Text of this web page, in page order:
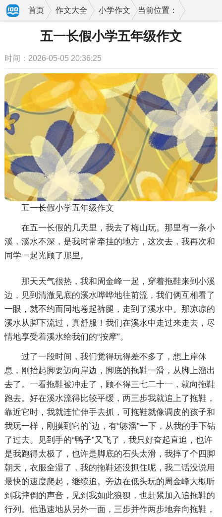
当前位置：
首页 作文大全 小学作文
五一长假小学五年级作文
时间：2026-05-05 20:36:25
五一长假小学五年级作文
在五一长假的几天里，我去了梅山玩。那里有一条小
溪，溪水不深，是我时常牵挂的地方，这次去，我再次和
同学一起光顾了那里。
那天天气很热，我和周金峰一起，穿着拖鞋来到小溪
边，见到清澈见底的溪水哗哗地往前流，我们俩互相看了
一眼，就不约而同地卷起裤腿，走到了溪水中。那凉凉的
溪水从脚下流过，真舒服！我们在溪水中走过来走去，尽
情地享受着溪水给我们的“按摩”。
过了一段时间，我们觉得玩得差不多了，想上岸休
息，刚抬起脚要迈向岸边，脚底的拖鞋一滑，从脚上溜出
去了。一看拖鞋被冲走了，顾不得三七二十一，就向拖鞋
跑去。好在溪水流得比较平缓，两三步我就追上了拖鞋，
靠近它时，我就连忙伸手去抓，可拖鞋就像调皮的孩子和
我玩一样，刚摸到它的`边，有“哧溜”一下，从我的手下钻
了过去。见到手的“鸭子”又飞了，我只好奋起直追，也许
是我跑得太极了，也许是脚底的石头太滑，我摔了个四脚
朝天，衣服全湿了，我的拖鞋还没抓住呢，我二话没说用
最快的速度爬起，继续追。旁边在低头玩的周金峰大概听
到我摔倒的声音，见到我如此狼狈，也赶紧加入追拖鞋的
行列。他迅速地从另外一面，三步并作两步地奔向拖鞋，